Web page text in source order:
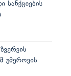
სანქციების
უმეროვის